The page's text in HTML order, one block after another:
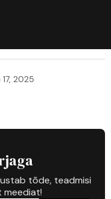
17, 2025
tõde, teadmisi
meediat!